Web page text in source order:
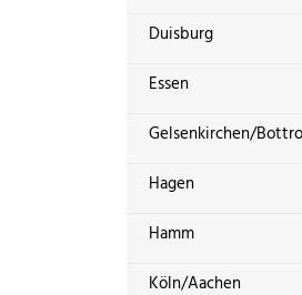
Duisburg
Essen
Gelsenkirchen/
Hagen
Hamm
Köln/Aachen